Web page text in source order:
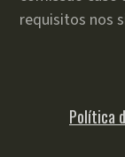
requisitos nos
Política